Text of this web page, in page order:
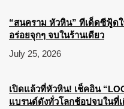
“สนคราม หัวหิน” ทีเด็ดซีฟู้ด
อร่อยจุกๆ จบในร้านเดียว
July 25, 2026
เปิดแล้วที่หัวหิน! เช็คอิน
แบรนด์ดังทั่วโลกช้อปจบในที่